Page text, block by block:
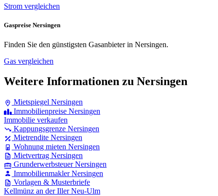
Strom vergleichen
Gaspreise Nersingen
Finden Sie den günstigsten Gasanbieter in Nersingen.
Gas vergleichen
Weitere Informationen zu Nersingen
Mietspiegel Nersingen
Immobilienpreise Nersingen
Immobilie verkaufen
Kappungsgrenze Nersingen
Mietrendite Nersingen
Wohnung mieten Nersingen
Mietvertrag Nersingen
Grunderwerbsteuer Nersingen
Immobilienmakler Nersingen
Vorlagen & Musterbriefe
Kellmünz an der IllerNeu-Ulm